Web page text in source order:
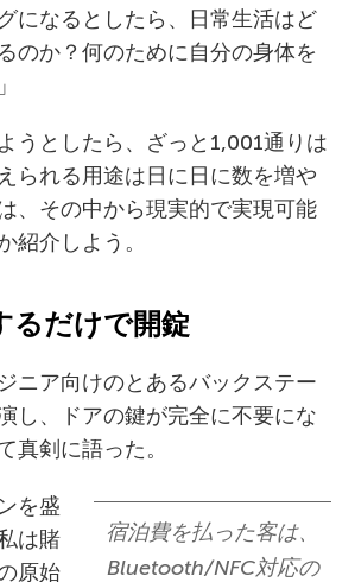
になるとしたら、日常生活はど
のか？何のために自分の身体を
うとしたら、ざっと1,001通りは
られる用途は日に日に数を増や
、その中から現実的で実現可能
紹介しよう。
るだけで開錠
ニア向けのとあるバックステー
し、ドアの鍵が完全に不要にな
真剣に語った。
宿泊費を払った客は、
Bluetooth/NFC対応の
を盛
は賭
原始